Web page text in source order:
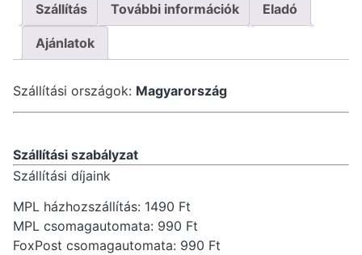
Szállítás További információk Eladó
Ajánlatok
Szállítási országok: Magyarország
Szállítási szabályzat
Szállítási díjaink
MPL házhozszállítás: 1490 Ft
MPL csomagautomata: 990 Ft
FoxPost csomagautomata: 990 Ft